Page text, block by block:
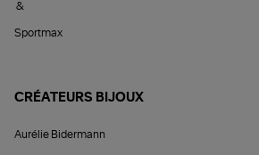
&
Sportmax
CRÉATEURS BIJOUX
Aurélie Bidermann